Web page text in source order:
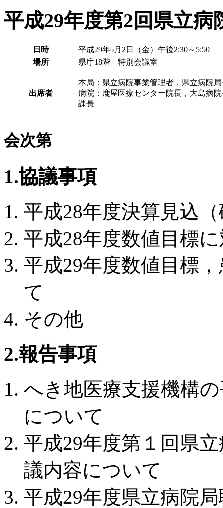
平成29年度第2回県立病
日時
平成29年6月2日（金）午後2:30～5:50
場所
県庁18階 特別会議室
出席者
本局：県立病院事業管理者，県立病院
病院：鹿屋医療センター院長，大島病
課長
会次第
1.協議事項
平成28年度決算見込
平成28年度数値目標
平成29年度数値目標
て
その他
2.報告事項
へき地医療支援機構
について
平成29年度第１回県
議内容について
平成29年度県立病院